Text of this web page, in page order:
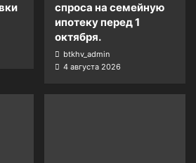
спроса на семейную
ипотеку перед 1
октября.
btkhv_admin
4 августа 2026